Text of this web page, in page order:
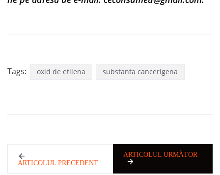
Tags: oxid de etilena substanta cancerigena
ARTICOLUL PRECEDENT
ARTICOLUL URMĂTOR